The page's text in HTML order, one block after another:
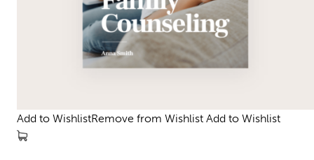
Add to WishlistRemove from Wishlist Add to Wishlist